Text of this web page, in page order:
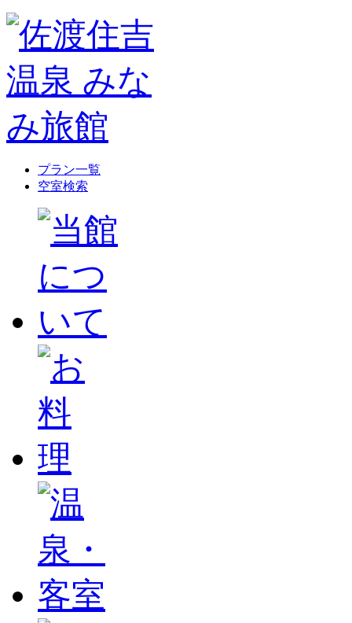
プラン一覧
空室検索